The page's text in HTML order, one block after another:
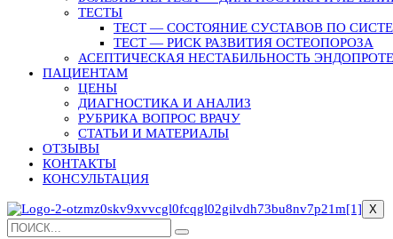
ТЕСТЫ
ТЕСТ — СОСТОЯНИЕ СУСТАВОВ ПО
ТЕСТ — РИСК РАЗВИТИЯ ОСТЕОПОРОЗА
АСЕПТИЧЕСКАЯ НЕСТАБИЛЬНОСТЬ
ПАЦИЕНТАМ
ЦЕНЫ
ДИАГНОСТИКА И АНАЛИЗ
РУБРИКА ВОПРОС ВРАЧУ
СТАТЬИ И МАТЕРИАЛЫ
ОТЗЫВЫ
КОНТАКТЫ
КОНСУЛЬТАЦИЯ
X